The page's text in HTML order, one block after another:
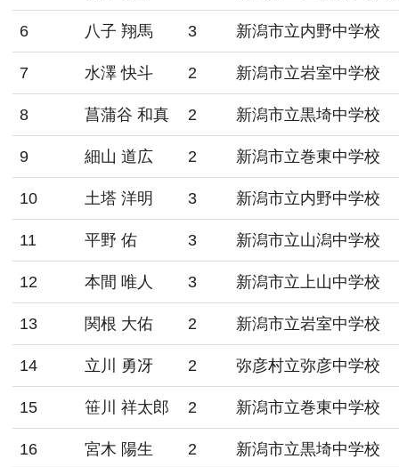
6 八子 翔馬 3 新潟市立内野中学校
7 水澤 快斗 2 新潟市立岩室中学校
8 菖蒲谷 和真 2 新潟市立黒埼中学校
9 細山 道広 2 新潟市立巻東中学校
10 土塔 洋明 3 新潟市立内野中学校
11 平野 佑 3 新潟市立山潟中学校
12 本間 唯人 3 新潟市立上山中学校
13 関根 大佑 2 新潟市立岩室中学校
14 立川 勇冴 2 弥彦村立弥彦中学校
15 笹川 祥太郎 2 新潟市立巻東中学校
16 宮木 陽生 2 新潟市立黒埼中学校